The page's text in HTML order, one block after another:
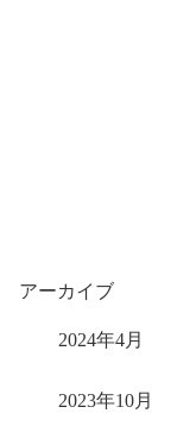
アーカイブ
2024年4月
2023年10月